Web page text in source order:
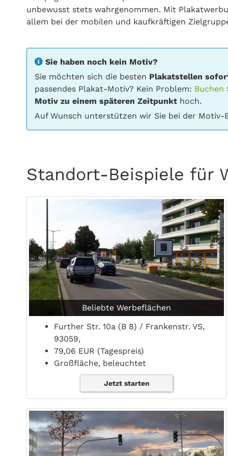
unbewusst stets wahrgenommen. Mit
allem bei der mobilen und kaufkräftigen
Sie haben noch kein Motiv?
Sie möchten sich die besten Plakatstellen
passendes Plakat-Motiv? Kein Problem: Buchen
Motiv zu einem späteren Zeitpunkt hoch.
Auf Wunsch unterstützen wir Sie bei der Motiv-
Standort-Beispiele für
Beliebte Werbeflächen
Further Str. 10a (B 8) / Frankenstr. VS,
93059,
79,06 EUR (Tagespreis)
Großfläche, beleuchtet
Jetzt starten